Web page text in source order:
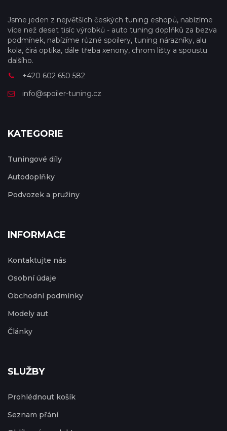
Jsme jeden z největších českých tuning eshopů, nabízíme
více než deset tisíc výrobků - auto tuning doplňků za bezva
podmínek, nabízíme různé spoilery, tuning nárazníky, alu
kola, čirá optika, dále třeba xenony, chrom lišty a spoustu
dalšího.
+420 602 650 582
info@spoiler-tuning.cz
KATEGORIE
Tuningové díly
Autodoplňky
Podvozek a pružiny
INFORMACE
Kontaktujte nás
Osobní údaje
Obchodní podmínky
Modely aut
Články
SLUŽBY
Prohlédnout košík
Seznam přání